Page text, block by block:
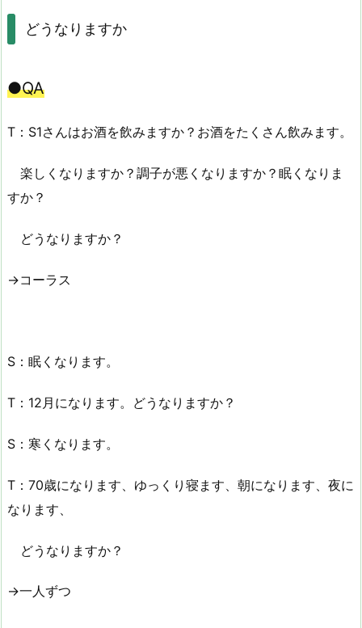
どうなりますか
●QA
T：S1さんはお酒を飲みますか？お酒をたくさん飲みます。
楽しくなりますか？調子が悪くなりますか？眠くなりま
すか？
どうなりますか？
→コーラス
S：眠くなります。
T：12月になります。どうなりますか？
S：寒くなります。
T：70歳になります、ゆっくり寝ます、朝になります、夜に
なります、
どうなりますか？
→一人ずつ